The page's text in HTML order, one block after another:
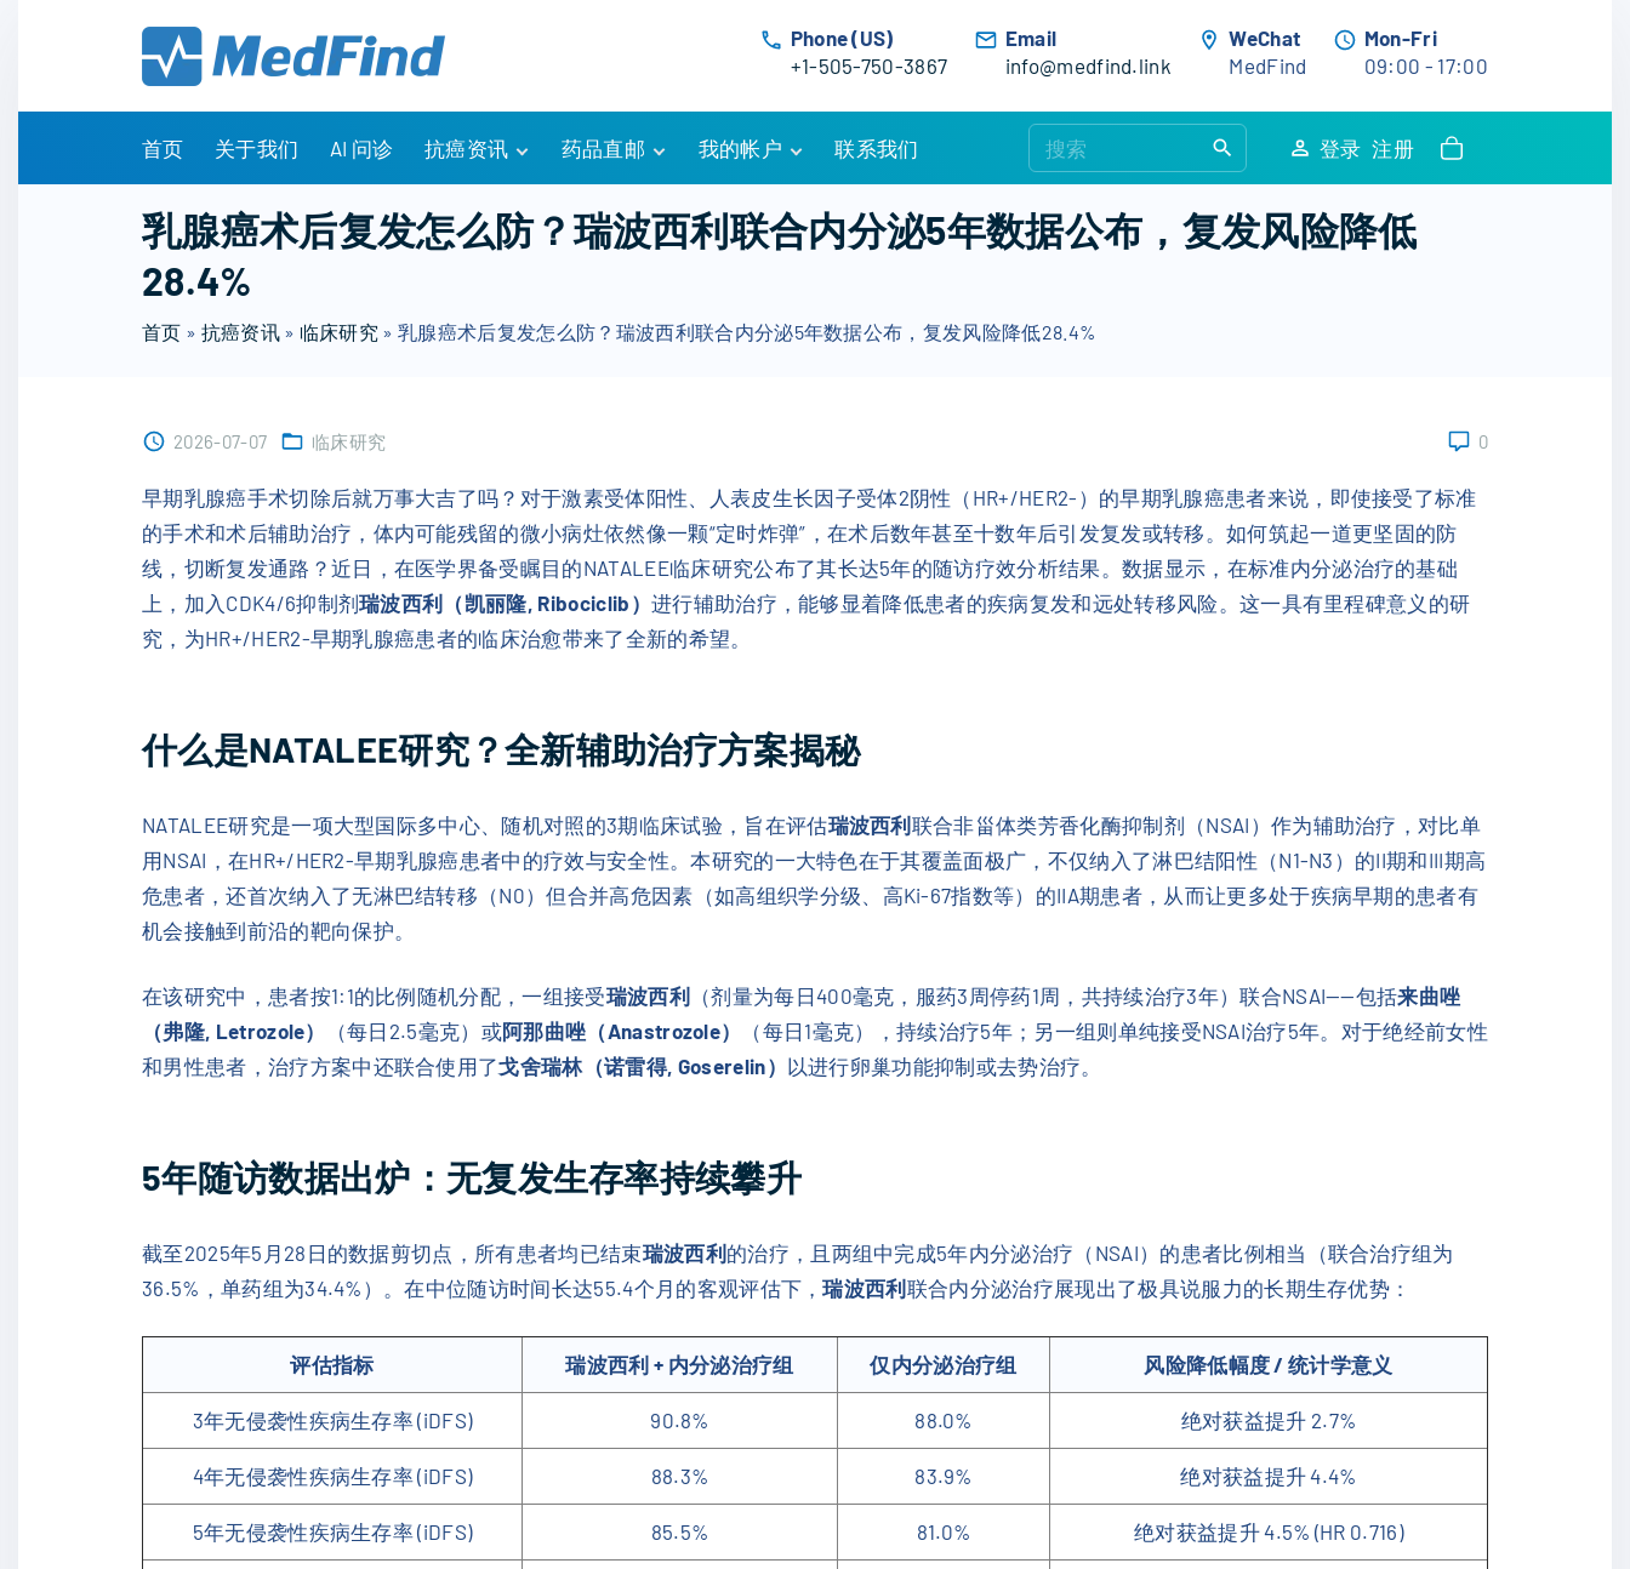
Phone (US)
+1-505-750-3867
Email
info@medfind.link
WeChat
MedFind
Mon-Fri
09:00 - 17:00
首页 关于我们 AI 问诊 抗癌资讯
有问有答
诊疗指南
医改政策
药品直邮
购物车
订单追踪
常见问题
我的帐户
账户详情
我的订单
联系我们
e
r
登录 注册
乳腺癌术后复发怎么防？瑞波西利联合内分泌5年数据公布，复发风险降低
28.4%
首页 » 抗癌资讯» 临床研究 »乳腺癌术后复发怎么防？瑞波西利联合内分泌5年数据公布，复发风险降低28.4%
2026-07-07 临床研究 0
早期乳腺癌手术切除后就万事大吉了吗？对于激素受体阳性、人表皮生长因子受体2阴性（HR+/HER2-）的早期乳腺癌患者来说，即使接受了标准
的手术和术后辅助治疗，体内可能残留的微小病灶依然像一颗“定时炸弹”，在术后数年甚至十数年后引发复发或转移。如何筑起一道更坚固的防
线，切断复发通路？近日，在医学界备受瞩目的NATALEE临床研究公布了其长达5年的随访疗效分析结果。数据显示，在标准内分泌治疗的基础
上，加入CDK4/6抑制剂瑞波西利（凯丽隆, Ribociclib） 进行辅助治疗，能够显着降低患者的疾病复发和远处转移风险。这一具有里程碑意义的研
究，为HR+/HER2-早期乳腺癌患者的临床治愈带来了全新的希望。
什么是NATALEE研究？全新辅助治疗方案揭秘
NATALEE研究是一项大型国际多中心、随机对照的3期临床试验，旨在评估瑞波西利联合非甾体类芳香化酶抑制剂（NSAI）作为辅助治疗，对比单
用NSAI，在HR+/HER2-早期乳腺癌患者中的疗效与安全性。本研究的一大特色在于其覆盖面极广，不仅纳入了淋巴结阳性（N1-N3）的II期和III期高
危患者，还首次纳入了无淋巴结转移（N0）但合并高危因素（如高组织学分级、高Ki-67指数等）的IIA期患者，从而让更多处于疾病早期的患者有
机会接触到前沿的靶向保护。
在该研究中，患者按1:1的比例随机分配，一组接受瑞波西利 （剂量为每日400毫克，服药3周停药1周，共持续治疗3年）联合NSAI——包括来曲唑
（弗隆, Letrozole）
（每日2.5毫克）或阿那曲唑（Anastrozole）
（每日1毫克），持续治疗5年；另一组则单纯接受NSAI治疗5年。对于绝经前女性
和男性患者，治疗方案中还联合使用了戈舍瑞林（诺雷得, Goserelin） 以进行卵巢功能抑制或去势治疗。
5年随访数据出炉：无复发生存率持续攀升
截至2025年5月28日的数据剪切点，所有患者均已结束瑞波西利的治疗，且两组中完成5年内分泌治疗（NSAI）的患者比例相当（联合治疗组为
36.5%，单药组为34.4%）。在中位随访时间长达55.4个月的客观评估下，瑞波西利联合内分泌治疗展现出了极具说服力的长期生存优势：
评估指标 瑞波西利 + 内分泌治疗组 仅内分泌治疗组 风险降低幅度 / 统计学意义
3年无侵袭性疾病生存率 (iDFS) 90.8% 88.0% 绝对获益提升 2.7%
4年无侵袭性疾病生存率 (iDFS) 88.3% 83.9% 绝对获益提升 4.4%
5年无侵袭性疾病生存率 (iDFS) 85.5% 81.0% 绝对获益提升 4.5% (HR 0.716)